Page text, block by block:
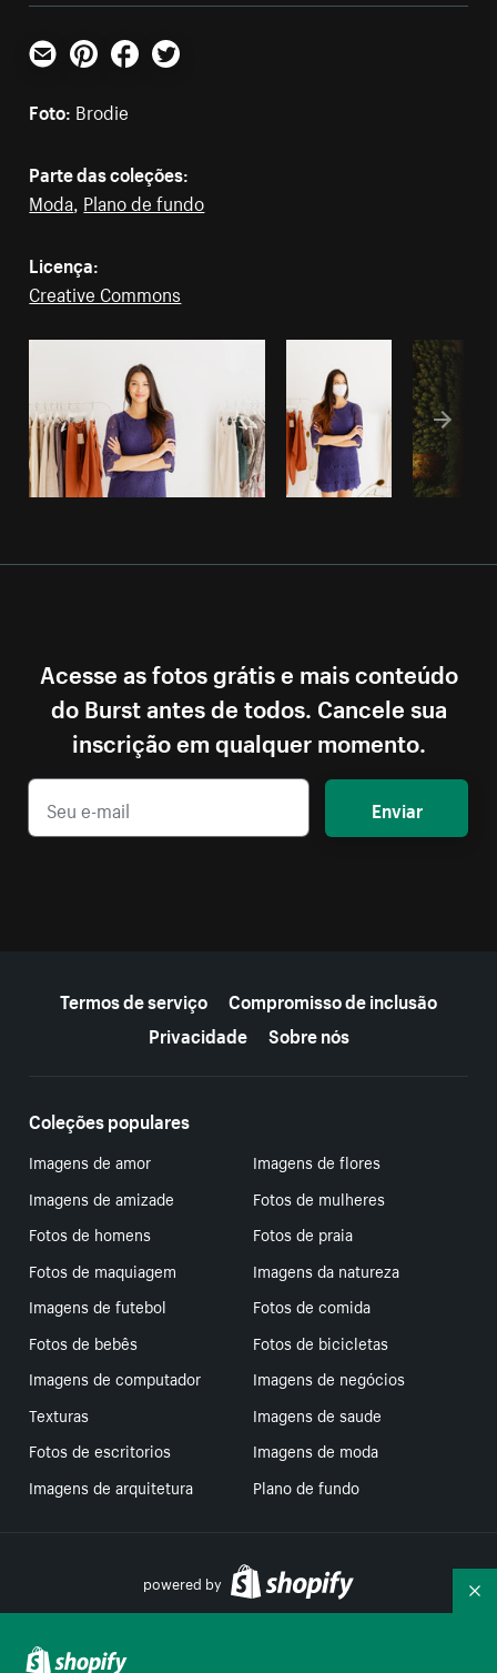
E-mailPinterestFacebookTwitter
Foto: Brodie
Parte das coleções:
Moda, Plano de fundo
Licença:
Creative Commons
Acesse as fotos grátis e mais conteúdo
do Burst antes de todos. Cancele sua
inscrição em qualquer momento.
Enviar
Termos de serviço
Compromisso de inclusão
Privacidade
Sobre nós
Coleções populares
Imagens de amor
Imagens de flores
Imagens de amizade
Fotos de mulheres
Fotos de homens
Fotos de praia
Fotos de maquiagem
Imagens da natureza
Imagens de futebol
Fotos de comida
Fotos de bebês
Fotos de bicicletas
Imagens de computador
Imagens de negócios
Texturas
Imagens de saude
Fotos de escritorios
Imagens de moda
Imagens de arquitetura
Plano de fundo
powered by